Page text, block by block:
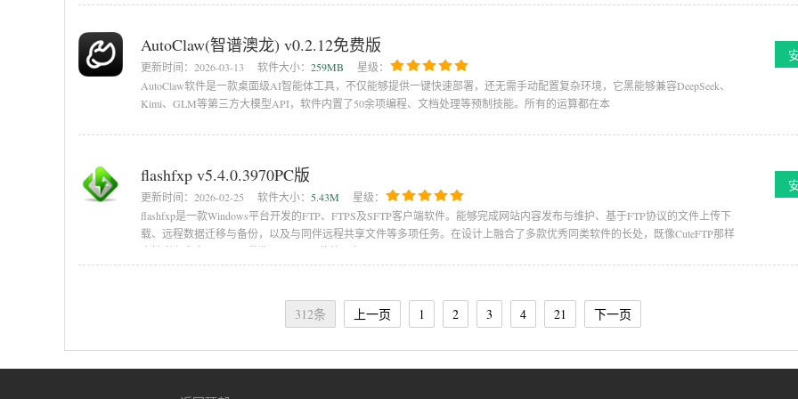
AutoClaw(智谱澳龙) v0.2.12免费版
更新时间： 2026-03-13 软件大小： 259MB
星级：
AutoClaw软件是一款桌面级AI智能体工具，不仅能够提供一键快速部署，还无需手动配置复杂环境，它黑能够兼容DeepSeek、
Kimi、GLM等第三方大模型API，软件内置了50余项编程、文档处理等预制技能。所有的运算都在本
flashfxp v5.4.0.3970PC版
更新时间： 2026-02-25 软件大小： 5.43M
星级：
flashfxp是一款Windows平台开发的FTP、FTPS及SFTP客户端软件。能够完成网站内容发布与维护、基于FTP协议的文件上传下
载、远程数据迁移与备份，以及与同伴远程共享文件等多项任务。在设计上融合了多款优秀同类软件的长处，既像CuteFTP那样
支持彩色文字显示，又借鉴了LeapFTP的外观布局
312条 上一页 1 2 3 4 21 下一页